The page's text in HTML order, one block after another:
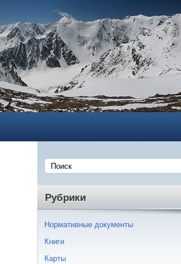
Рубрики
Нормативные документы
Книги
Карты